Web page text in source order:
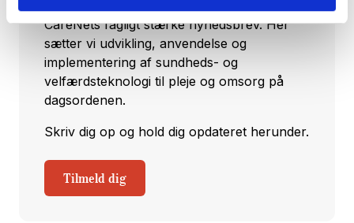
CareNets fagligt stærke nyhedsbrev. Her
sætter vi udvikling, anvendelse og
implementering af sundheds- og
velfærdsteknologi til pleje og omsorg på
dagsordenen.
Skriv dig op og hold dig opdateret herunder.
Tilmeld dig